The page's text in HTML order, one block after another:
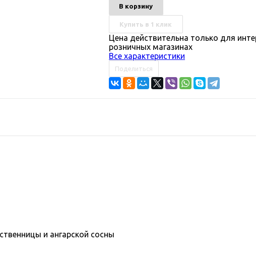
В корзину
Купить в 1 клик
Цена действительна только для
розничных магазинах
Все характеристики
Поделиться
и ангарской сосны